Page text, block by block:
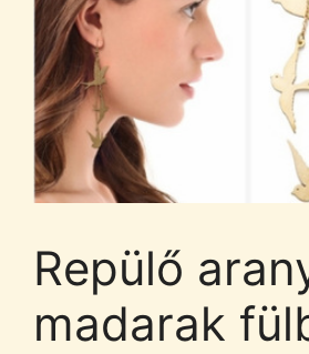
Repülő
madarak